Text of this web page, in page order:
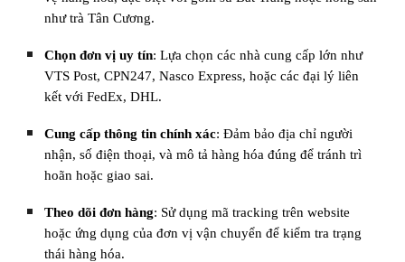
như trà Tân Cương.
Chọn đơn vị uy tín: Lựa chọn các nhà cung cấp lớn như
VTS Post, CPN247, Nasco Express, hoặc các đại lý liên
kết với FedEx, DHL.
Cung cấp thông tin chính xác: Đảm bảo địa chỉ người
nhận, số điện thoại, và mô tả hàng hóa đúng để tránh trì
hoãn hoặc giao sai.
Theo dõi đơn hàng: Sử dụng mã tracking trên website
hoặc ứng dụng của đơn vị vận chuyển để kiểm tra trạng
thái hàng hóa.